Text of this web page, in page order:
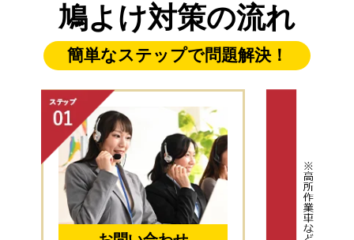
鳩よけ対策の流れ
簡単なステップで問題解決！